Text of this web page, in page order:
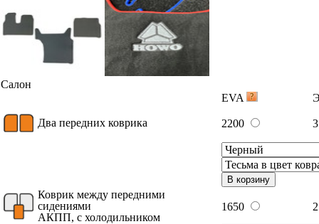
Салон
EVA
Два передних коврика 2200
В корзину
Коврик между передними
сидениями
АКПП, с холодильником
1650